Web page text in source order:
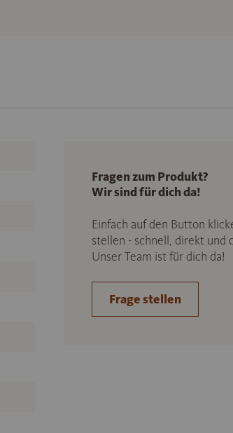
Fragen zum Produkt?
Wir sind für dich da!
Einfach auf den Button
stellen - schnell, direkt und
Unser Team ist für dich da!
Frage stellen